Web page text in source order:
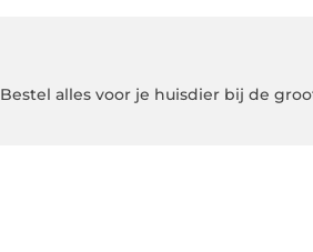
Bestel alles voor je huisdier bij de